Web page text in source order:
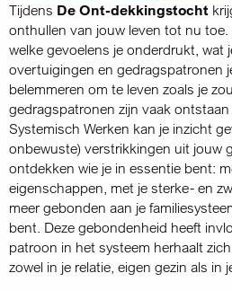
Tijdens De Ont-dekkingstocht
onthullen van jouw leven tot nu toe.
welke gevoelens je onderdrukt, wat
overtuigingen en gedragspatronen
belemmeren om te leven zoals je
gedragspatronen zijn vaak
Systemisch Werken kan je inzicht
onbewuste) verstrikkingen uit jouw
ontdekken wie je in essentie bent:
eigenschappen, met je sterke- en
meer gebonden aan je
bent. Deze gebondenheid heeft
patroon in het systeem herhaalt
zowel in je relatie, eigen gezin als in